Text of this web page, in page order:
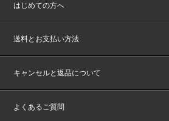
はじめての方へ
送料とお支払い方法
キャンセルと返品について
よくあるご質問